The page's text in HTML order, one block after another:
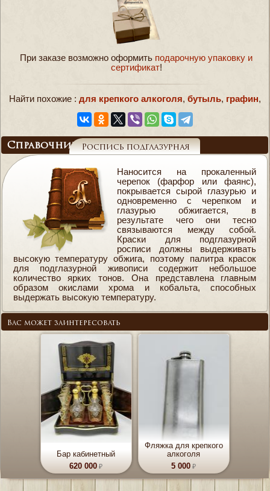
При заказе возможно оформить подарочную упаковку и
сертификат!
Найти похожие : для крепкого алкоголя, бутыль, графин,
Справочник Роспись подглазурная
Наносится на прокаленный
черепок (фарфор или фаянс),
покрывается сырой глазурью и
одновременно с черепком и
глазурью обжигается, в
результате чего они тесно
связываются между собой.
Краски для подглазурной
росписи должны выдерживать
высокую температуру обжига, поэтому палитра красок
для подглазурной живописи содержит небольшое
количество ярких тонов. Она представлена главным
образом окислами хрома и кобальта, способных
выдержать высокую температуру.
Вас может заинтересовать
Бар кабинетный
620 000
Фляжка для крепкого
алкоголя
5 000